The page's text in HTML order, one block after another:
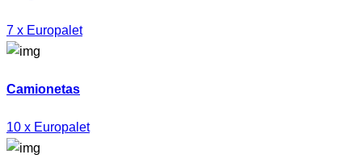
7 x Europalet
Camionetas
10 x Europalet